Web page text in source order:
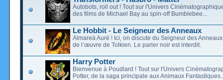
Autobots, roll out ! Tout sur l'Univers
des films de Michael Bay au spin-off Bumblebee...
Le Hobbit - Le Seigneur des Anneaux
Almareä Aurë ! Ici, on discute du Seigneur des
de l’œuvre de Tolkien. Le parler noir est interdit.
Harry Potter
Bienvenue à Poudlard ! Tout sur l'Univers
Potter, de la saga principale aux Animaux